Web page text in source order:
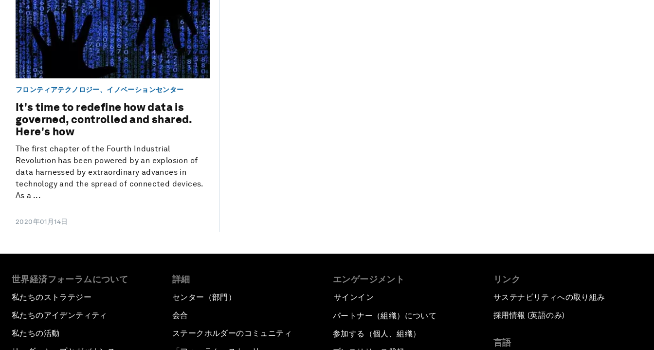
フロンティアテクノロジー、イノベーションセンター
It's time to redefine how data is
governed, controlled and shared.
Here's how
The first chapter of the Fourth Industrial
Revolution has been powered by an explosion of
data harnessed by extraordinary advances in
technology and the spread of connected devices.
As a ...
2020年01月14日
世界経済フォーラムについて
私たちのストラテジー
私たちのアイデンティティ
私たちの活動
詳細
センター（部門）
会合
ステークホルダーのコミュニティ
エンゲージメント
サインイン
パートナー（組織）について
参加する（個人、組織）
リンク
サステナビリティへの取り組み
採用情報 (英語のみ)
言語